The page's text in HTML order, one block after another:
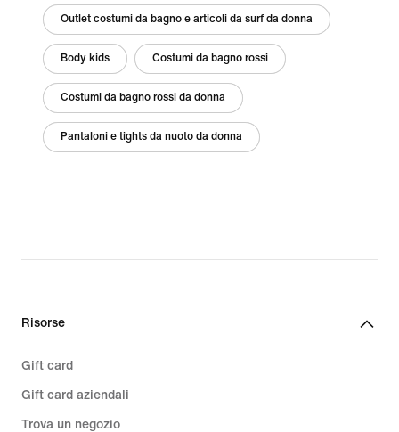
Outlet costumi da bagno e articoli da surf da donna
Body kids Costumi da bagno rossi
Costumi da bagno rossi da donna
Pantaloni e tights da nuoto da donna
Risorse
Gift card
Gift card aziendali
Trova un negozio